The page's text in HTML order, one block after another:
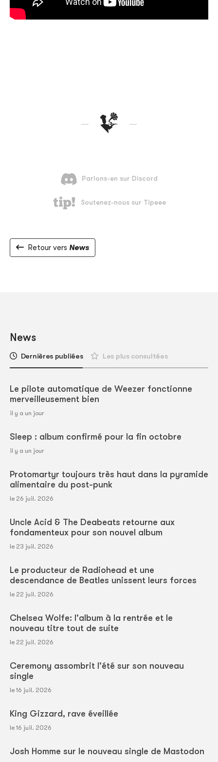
Retour vers News
News
Dernières publiées Les plus consultées
Le pilote automatique de Weezer fonctionne
merveilleusement bien
il y a un jour
Sleep : album confirmé pour la fin octobre
il y a un jour
Protomartyr toujours très haut dans la pyramide
alimentaire du post-punk
le 26 juil. 2026
Uncle Acid & The Deabeats retourne aux
fondamenteux pour son nouvel album
le 23 juil. 2026
Le producteur de Radiohead et une
descendance de Beatles unissent leurs forces
le 22 juil. 2026
Chelsea Wolfe: l'album à la rentrée et le
nouveau titre tout de suite
le 22 juil. 2026
Ceremony assombrit l'été sur son nouveau
single
le 16 juil. 2026
King Gizzard, rave éveillée
le 16 juil. 2026
Josh Homme sur le nouveau single de Mastodon